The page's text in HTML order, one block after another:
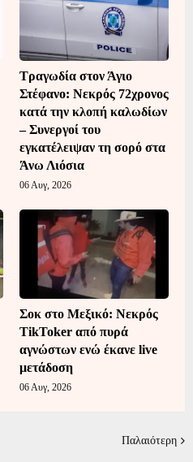
Τραγωδία στον Άγιο
Στέφανο: Νεκρός 72χρονος
κατά την κλοπή καλωδίων
– Συνεργοί του
εγκατέλειψαν τη σορό στα
Άνω Λιόσια
06 Αυγ, 2026
Σοκ στο Μεξικό: Νεκρός
TikToker από πυρά
αγνώστων ενώ έκανε live
μετάδοση
06 Αυγ, 2026
Παλαιότερη